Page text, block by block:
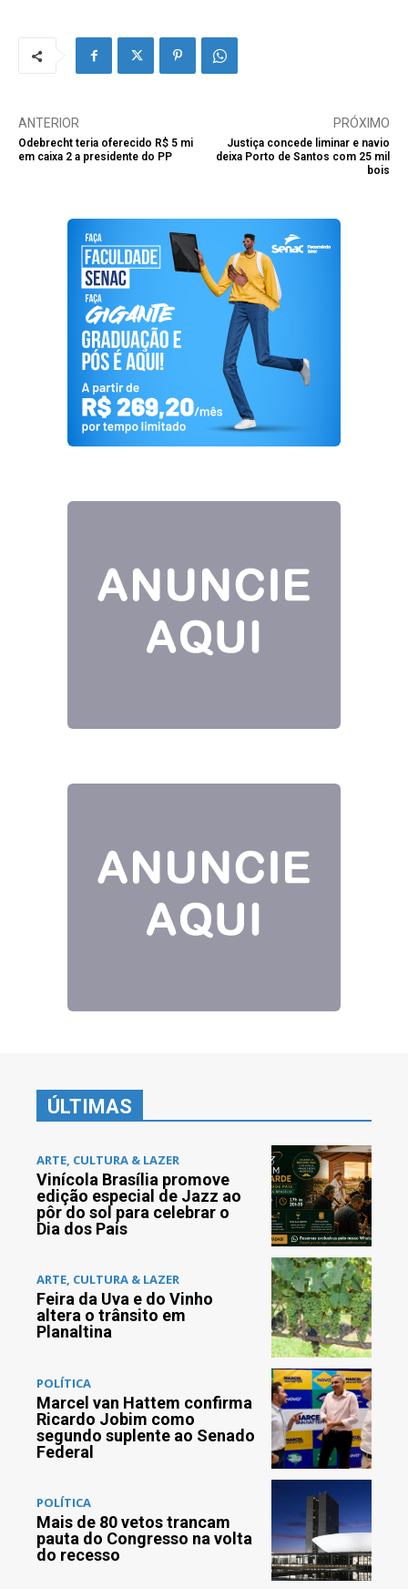
ANTERIOR
Odebrecht teria oferecido R$ 5 mi
em caixa 2 a presidente do PP
PRÓXIMO
Justiça concede liminar e navio
deixa Porto de Santos com 25 mil
bois
ÚLTIMAS
ARTE, CULTURA & LAZER
Vinícola Brasília promove
edição especial de Jazz ao
pôr do sol para celebrar o
Dia dos Pais
ARTE, CULTURA & LAZER
Feira da Uva e do Vinho
altera o trânsito em
Planaltina
POLÍTICA
Marcel van Hattem confirma
Ricardo Jobim como
segundo suplente ao Senado
Federal
POLÍTICA
Mais de 80 vetos trancam
pauta do Congresso na volta
do recesso